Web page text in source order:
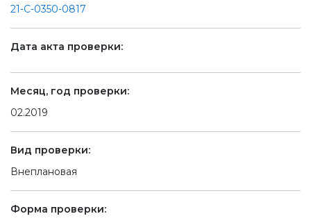
21-С-0350-0817
Дата акта проверки:
Месяц, год проверки:
02.2019
Вид проверки:
Внеплановая
Форма проверки: